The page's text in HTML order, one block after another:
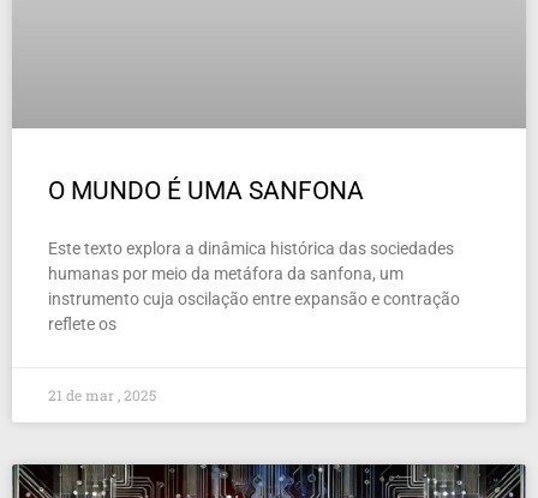
O MUNDO É UMA SANFONA
Este texto explora a dinâmica histórica das sociedades
humanas por meio da metáfora da sanfona, um
instrumento cuja oscilação entre expansão e contração
reflete os
21 de mar , 2025